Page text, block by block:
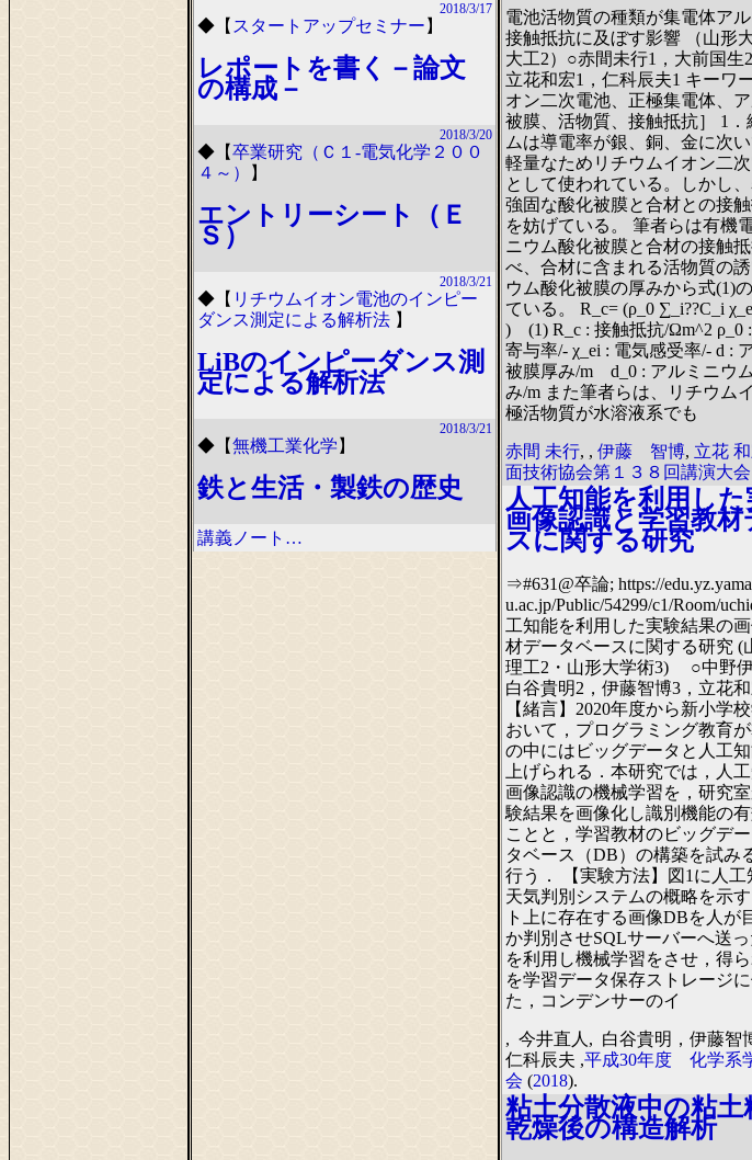
2018/3/17
◆ 【 スタートアップセミナー 】
レポートを書く－論文
の構成－
2018/3/20
◆ 【卒業研究（Ｃ１-電気化学２００
４～）
】
エントリーシート（Ｅ
Ｓ）
2018/3/21
◆ 【 リチウムイオン電池のインピー
ダンス測定による解析法 】
LiBのインピーダンス測
定による解析法
2018/3/21
◆ 【無機工業化学 】
鉄と生活・製鉄の歴史
講義ノート…
電池活物質の種類が集電体ア
接触抵抗に及ぼす影響 （山形
大工2）○赤間未行1，大前国生
立花和宏1，仁科辰夫1 キーワ
オン二次電池、正極集電体、
被膜、活物質、接触抵抗］ 1．
ムは導電率が銀、銅、金に次
軽量なためリチウムイオン二
として使われている。しかし
強固な酸化被膜と合材との接
を妨げている。 筆者らは有機
ニウム酸化被膜と合材の接触
べ、合材に含まれる活物質の
ウム酸化被膜の厚みから式(1)
ている。 R_c= (ρ_0 ∑_i??C_i
) (1) R_c : 接触抵抗/Ωm^2 ρ_0
寄与率/- χ_ei : 電気感受率/- d :
被膜厚み/m d_0 : アルミニウ
み/m また筆者らは、リチウム
極活物質が水溶液系でも
赤間 未行, , 伊藤 智博, 立花
面技術協会第１３８回講演大会
人工知能を利用し
画像認識と学習教
スに関する研究
⇒#631@卒論; https://
u.ac.jp/Public/54299/c1/Room/
工知能を利用した実験結果の
材データベースに関する研究 (
理工2・山形大学術3) ○中野伊
白谷貴明2，伊藤智博3，立花
【緒言】2020年度から新小学
おいて，プログラミング教育
の中にはビッグデータと人工
上げられる．本研究では，人
画像認識の機械学習を，研究
験結果を画像化し識別機能の
ことと，学習教材のビッグデ
タベース（DB）の構築を試み
行う． 【実験方法】図1に人工
天気判別システムの概略を示
ト上に存在する画像DBを人が
か判別させSQLサーバーへ送
を利用し機械学習をさせ，得
を学習データ保存ストレージ
た，コンデンサーのイ
, 今井直人, 白谷貴明，伊藤智
仁科辰夫 ,平成30年度 化学系
会 (2018).
粘土分散液中の粘
乾燥後の構造解析